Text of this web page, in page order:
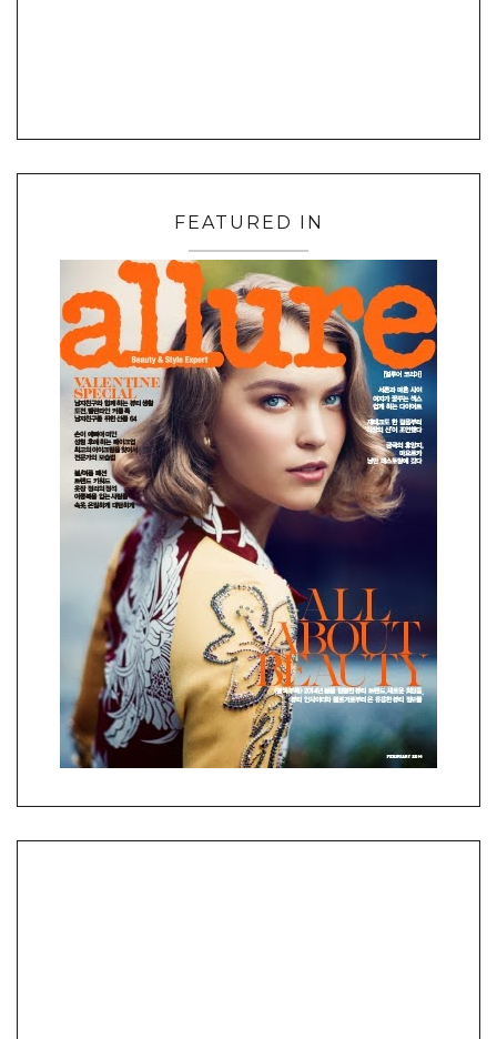
FEATURED IN